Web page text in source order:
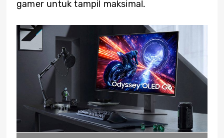
gamer untuk tampil maksimal.